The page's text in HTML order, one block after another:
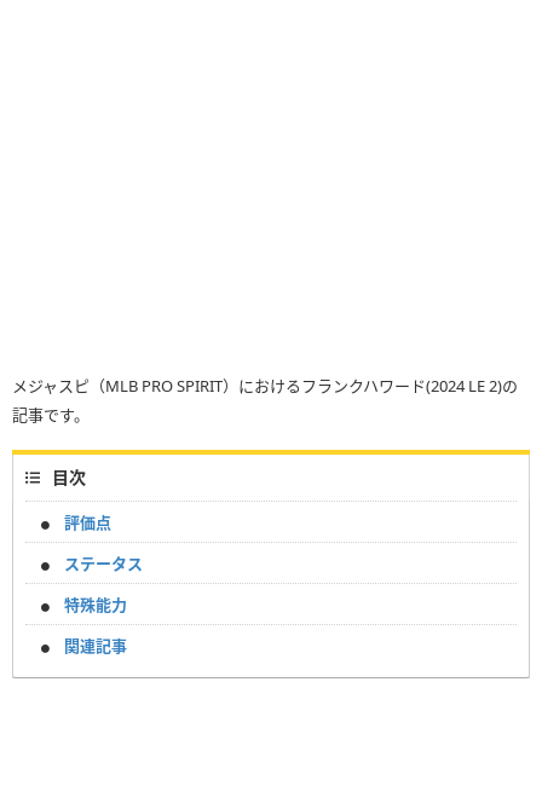
メジャスピ（MLB PRO SPIRIT）におけるフランクハワード(2024 LE 2)の
記事です。
目次
評価点
ステータス
特殊能力
関連記事